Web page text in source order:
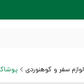
لوازم سفر و کوهنوردی